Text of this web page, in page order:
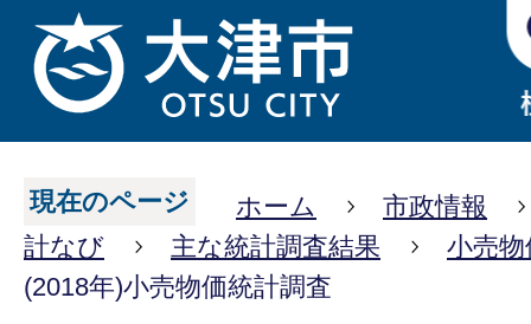
現在のページ ホーム
市政情報
計なび
主な統計調査結果
小売
(2018年)小売物価統計調査